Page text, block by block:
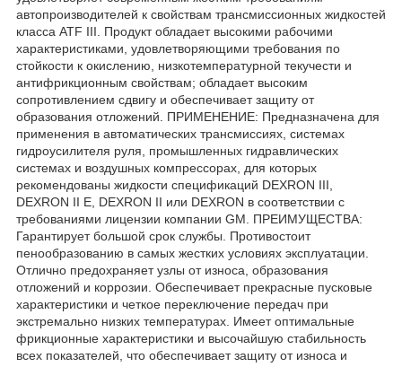
автопроизводителей к свойствам трансмиссионных жидкостей
класса ATF III. Продукт обладает высокими рабочими
характеристиками, удовлетворяющими требования по
стойкости к окислению, низкотемпературной текучести и
антифрикционным свойствам; обладает высоким
сопротивлением сдвигу и обеспечивает защиту от
образования отложений. ПРИМЕНЕНИЕ: Предназначена для
применения в автоматических трансмиссиях, системах
гидроусилителя руля, промышленных гидравлических
системах и воздушных компрессорах, для которых
рекомендованы жидкости спецификаций DEXRON III,
DEXRON II E, DEXRON II или DEXRON в соответствии с
требованиями лицензии компании GM. ПРЕИМУЩЕСТВА:
Гарантирует большой срок службы. Противостоит
пенообразованию в самых жестких условиях эксплуатации.
Отлично предохраняет узлы от износа, образования
отложений и коррозии. Обеспечивает прекрасные пусковые
характеристики и четкое переключение передач при
экстремально низких температурах. Имеет оптимальные
фрикционные характеристики и высочайшую стабильность
всех показателей, что обеспечивает защиту от износа и